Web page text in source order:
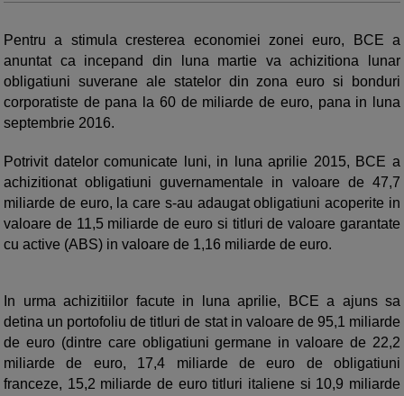
Pentru a stimula cresterea economiei zonei euro, BCE a
anuntat ca incepand din luna martie va achizitiona lunar
obligatiuni suverane ale statelor din zona euro si bonduri
corporatiste de pana la 60 de miliarde de euro, pana in luna
septembrie 2016.
Potrivit datelor comunicate luni, in luna aprilie 2015, BCE a
achizitionat obligatiuni guvernamentale in valoare de 47,7
miliarde de euro, la care s-au adaugat obligatiuni acoperite in
valoare de 11,5 miliarde de euro si titluri de valoare garantate
cu active (ABS) in valoare de 1,16 miliarde de euro.
In urma achizitiilor facute in luna aprilie, BCE a ajuns sa
detina un portofoliu de titluri de stat in valoare de 95,1 miliarde
de euro (dintre care obligatiuni germane in valoare de 22,2
miliarde de euro, 17,4 miliarde de euro de obligatiuni
franceze, 15,2 miliarde de euro titluri italiene si 10,9 miliarde